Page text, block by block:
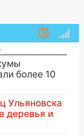
более 10
Ульяновска
деревья и